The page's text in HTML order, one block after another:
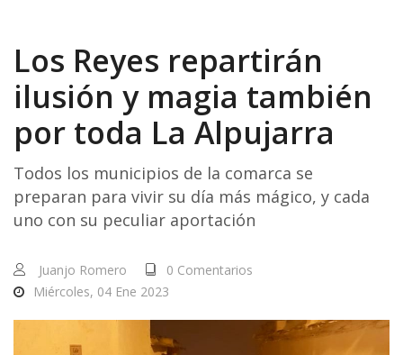
Los Reyes repartirán
ilusión y magia también
por toda La Alpujarra
Todos los municipios de la comarca se
preparan para vivir su día más mágico, y cada
uno con su peculiar aportación
Juanjo Romero
0 Comentarios
Miércoles, 04 Ene 2023